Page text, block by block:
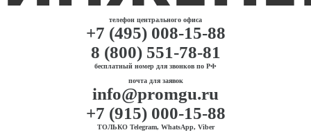
телефон центрального офиса
+7 (495) 008-15-88
8 (800) 551-78-81
бесплатный номер для звонков по РФ
почта для заявок
info@promgu.ru
+7 (915) 000-15-88
ТОЛЬКО Telegram, WhatsApp, Viber